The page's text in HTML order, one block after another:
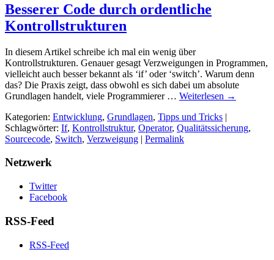
Besserer Code durch ordentliche
Kontrollstrukturen
In diesem Artikel schreibe ich mal ein wenig über
Kontrollstrukturen. Genauer gesagt Verzweigungen in Programmen,
vielleicht auch besser bekannt als ‘if’ oder ‘switch’. Warum denn
das? Die Praxis zeigt, dass obwohl es sich dabei um absolute
Grundlagen handelt, viele Programmierer … Weiterlesen →
Kategorien: Entwicklung, Grundlagen, Tipps und Tricks |
Schlagwörter: If, Kontrollstruktur, Operator, Qualitätssicherung,
Sourcecode, Switch, Verzweigung | Permalink
Netzwerk
Twitter
Facebook
RSS-Feed
RSS-Feed